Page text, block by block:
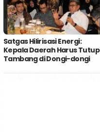
Satgas Hilirisasi Energi:
Kepala Daerah Harus Tutup
Tambang di Dongi-dongi